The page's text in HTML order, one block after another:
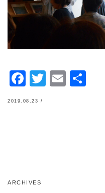
Facebook
Twitter
Email
2019.08.23 /
ARCHIVES